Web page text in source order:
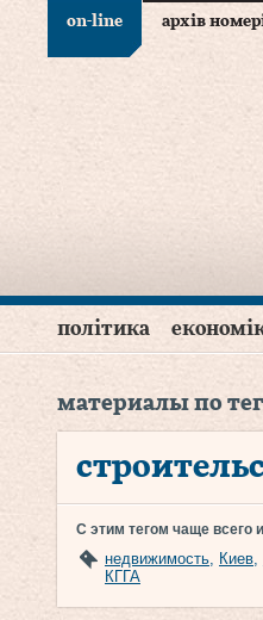
on-line архів
політика
материалы по
С этим тегом чаще всего
недвижимость, Киев,
КГГА